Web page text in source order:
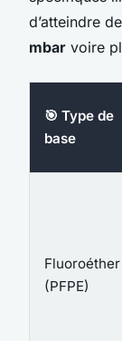
d’atteindre
mbar voire
🎯 Type de
base
Fluoroéther
(PFPE)